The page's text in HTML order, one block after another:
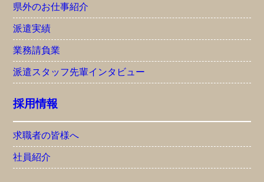
県外のお仕事紹介
派遣実績
業務請負業
派遣スタッフ先輩インタビュー
採用情報
求職者の皆様へ
社員紹介